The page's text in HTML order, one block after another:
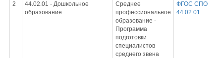
2 44.02.01 - Дошкольное
образование
Среднее
профессиональное
образование -
Программа
подготовки
специалистов
среднего звена
ФГОС СПО
44.02.01